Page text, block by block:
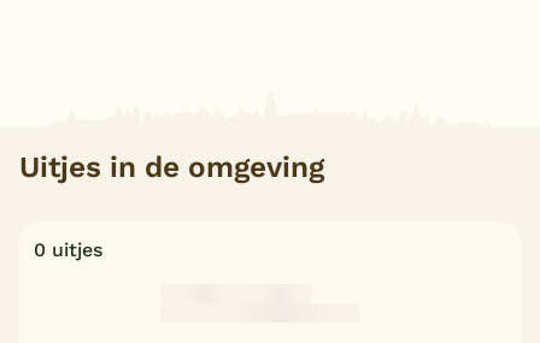
Uitjes in de omgeving
0 uitjes